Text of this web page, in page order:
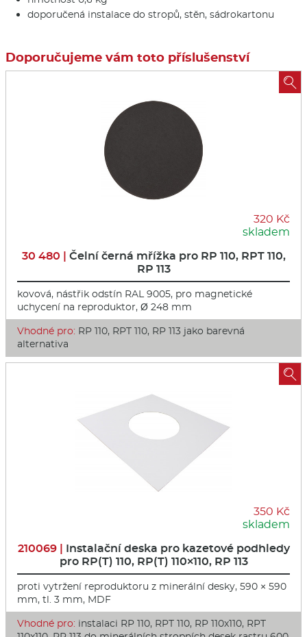
doporučená instalace do stropů, stěn, sádrokartonu
Doporučujeme vám toto příslušenství
320 Kč
skladem
30 480 | Čelní černá mřížka pro RP 110, RPT 110,
RP 113
kovová, nástřik odstín RAL 9005, pro magnetické
uchycení na reproduktor, Ø 248 mm
Vhodné pro: RP 110, RPT 110, RP 113 jako barevná
alternativa

350 Kč
skladem
210069 | Instalační deska pro kazetové podhledy
pro RP(T) 110, RP(T) 110×110, RP 113
proti vytržení reproduktoru z minerální desky, 590 × 590
mm, tl. 3 mm, MDF
Vhodné pro: instalaci RP 110, RPT 110, RP 110x110, RPT
